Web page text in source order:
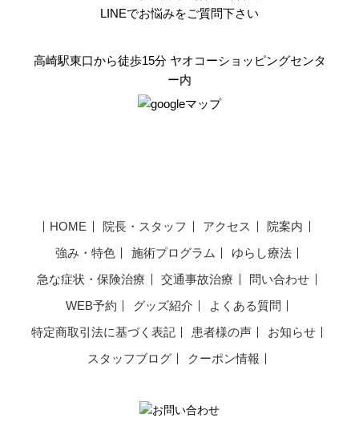
LINEでお悩みをご質問下さい
高崎駅東口から徒歩15分 ヤオコーショッピングセンタ
ー内
HOME 院長・スタッフ アクセス
院案内
強み・特色
施術プログラム
ゆらし療法
急な症状・保険治療
交通事故治療
問い合わせ
WEB予約
グッズ紹介
よくある質問
特定商取引法に基づく表記
患者様の声
お知らせ
スタッフブログ
クーポン情報